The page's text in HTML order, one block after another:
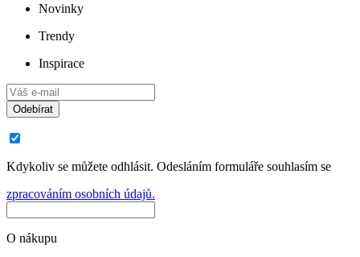
Novinky
Trendy
Inspirace
Odebírat
Kdykoliv se můžete odhlásit. Odesláním formuláře souhlasím se
zpracováním osobních údajů.
O nákupu